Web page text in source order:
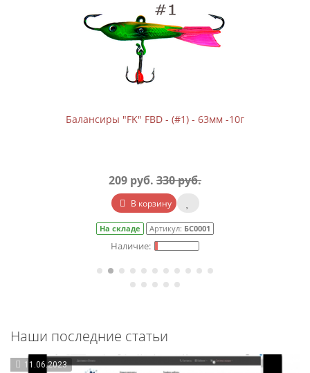
Балансиры "FK" FBD - (#1) - 63мм -10г
209 руб. 330 руб.
В корзину
На складе Артикул: БС0001
Наши последние статьи
11.06.2023